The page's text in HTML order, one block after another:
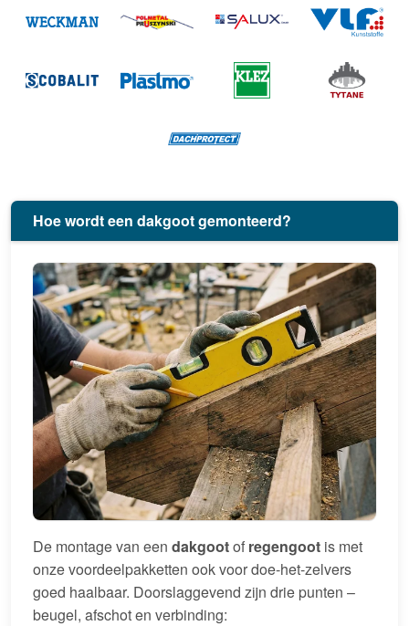
Hoe wordt een dakgoot gemonteerd?
De montage van een dakgootof regengoot is met
onze voordeelpakketten ook voor doe-het-zelvers
goed haalbaar. Doorslaggevend zijn drie punten –
beugel, afschot en verbinding: